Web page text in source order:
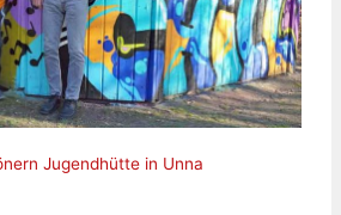
Jugendhütte in Unna